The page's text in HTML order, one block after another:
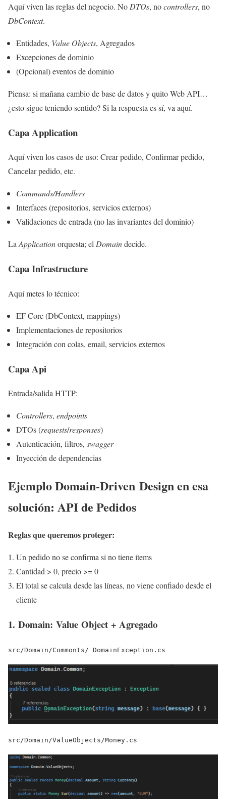
Aquí viven las reglas del negocio. No DTOs, nocontrollers, no
DbContext.
Entidades, Value Objects, Agregados
Excepciones de dominio
(Opcional) eventos de dominio
Piensa: si mañana cambio de base de datos y quito Web API…
¿esto sigue teniendo sentido? Si la respuesta es sí, va aquí.
Capa Application
Aquí viven los casos de uso: Crear pedido, Confirmar pedido,
Cancelar pedido, etc.
Commands/Handlers
Interfaces (repositorios, servicios externos)
Validaciones de entrada (no las invariantes del dominio)
LaApplicationorquesta; elDomaindecide.
Capa Infrastructure
Aquí metes lo técnico:
EF Core (DbContext, mappings)
Implementaciones de repositorios
Integración con colas, email, servicios externos
Capa Api
Entrada/salida HTTP:
Controllers, endpoints
DTOs (requests/responses)
Autenticación, filtros, swagger
Inyección de dependencias
Ejemplo Domain-Driven Design en esa
solución: API de Pedidos
Reglas que queremos proteger:
Un pedido no se confirma si no tiene ítems
Cantidad > 0, precio >= 0
El total se calcula desde las líneas, no viene confiado desde el
cliente
1. Domain: Value Object + Agregado
src/Domain/Commonts/ DomainException.cs
src/Domain/ValueObjects/Money.cs